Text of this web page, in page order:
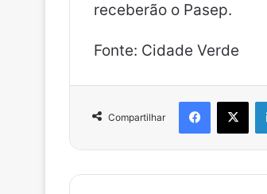
receberão o Pasep.
Fonte: Cidade Verde
Compartilhar